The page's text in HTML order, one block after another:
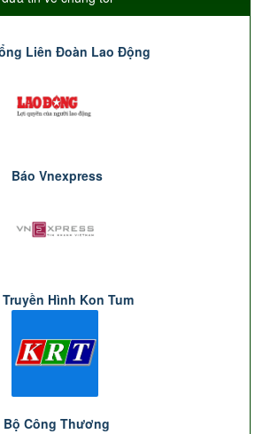
Liên Đoàn Lao Động
Báo Vnexpress
Hình Kon Tum
Bộ Công Thương